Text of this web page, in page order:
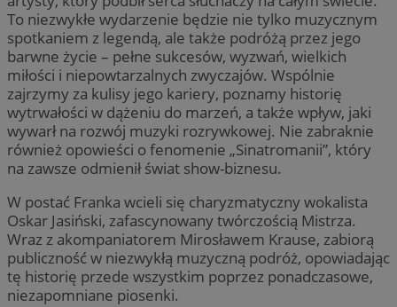
To niezwykłe wydarzenie będzie nie tylko muzycznym
spotkaniem z legendą, ale także podróżą przez jego
barwne życie – pełne sukcesów, wyzwań, wielkich
miłości i niepowtarzalnych zwyczajów. Wspólnie
zajrzymy za kulisy jego kariery, poznamy historię
wytrwałości w dążeniu do marzeń, a także wpływ, jaki
wywarł na rozwój muzyki rozrywkowej. Nie zabraknie
również opowieści o fenomenie „Sinatromanii”, który
na zawsze odmienił świat show-biznesu.
W postać Franka wcieli się charyzmatyczny wokalista
Oskar Jasiński, zafascynowany twórczością Mistrza.
Wraz z akompaniatorem Mirosławem Krause, zabiorą
publiczność w niezwykłą muzyczną podróż, opowiadając
tę historię przede wszystkim poprzez ponadczasowe,
niezapomniane piosenki.